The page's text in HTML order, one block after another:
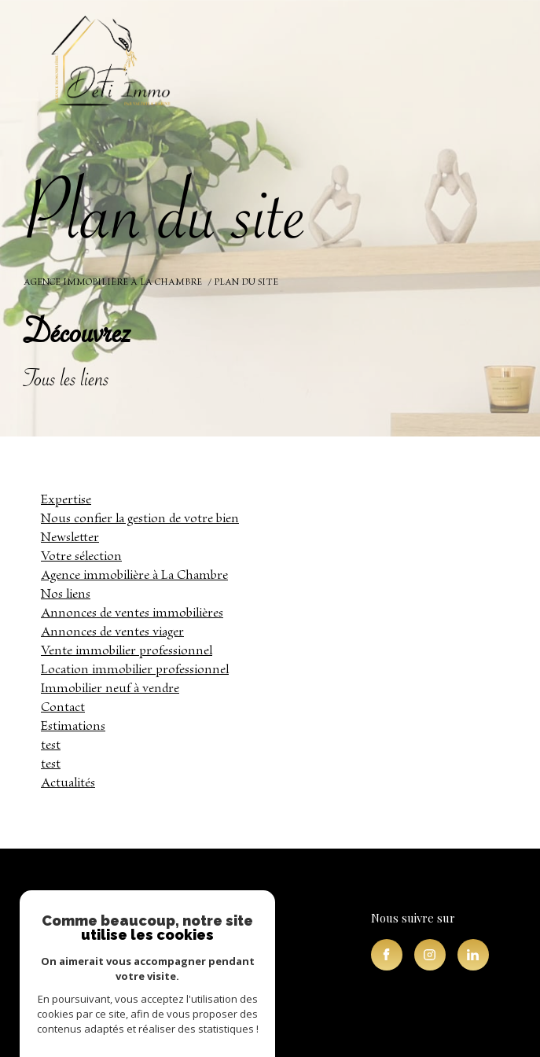
Plandusite
AGENCE IMMOBILIÈRE À LA CHAMBRE PLAN DU SITE
Découvrez
tous les liens
Expertise
Nous confier la gestion de votre bien
Newsletter
Votre sélection
Agence immobilière à La Chambre
Nos liens
Annonces de ventes immobilières
Annonces de ventes viager
Vente immobilier professionnel
Location immobilier professionnel
Immobilier neuf à vendre
Contact
Estimations
test
test
Actualités
Defi' Immo
04 51 11 00 83
74 place de la liberté
Nous suivre sur
Comme beaucoup, notre site
utilise les cookies
On aimerait vous accompagner pendant
votre visite.
En poursuivant, vous acceptez l'utilisation des
cookies par ce site, afin de vous proposer des
contenus adaptés et réaliser des statistiques !